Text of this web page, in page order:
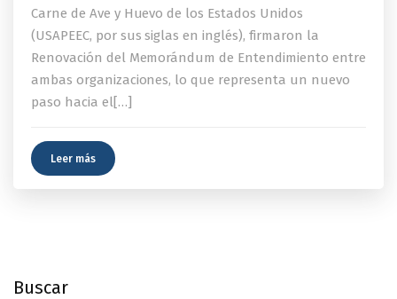
Carne de Ave y Huevo de los Estados Unidos
(USAPEEC, por sus siglas en inglés), firmaron la
Renovación del Memorándum de Entendimiento entre
ambas organizaciones, lo que representa un nuevo
paso hacia el[…]
Leer más
Buscar